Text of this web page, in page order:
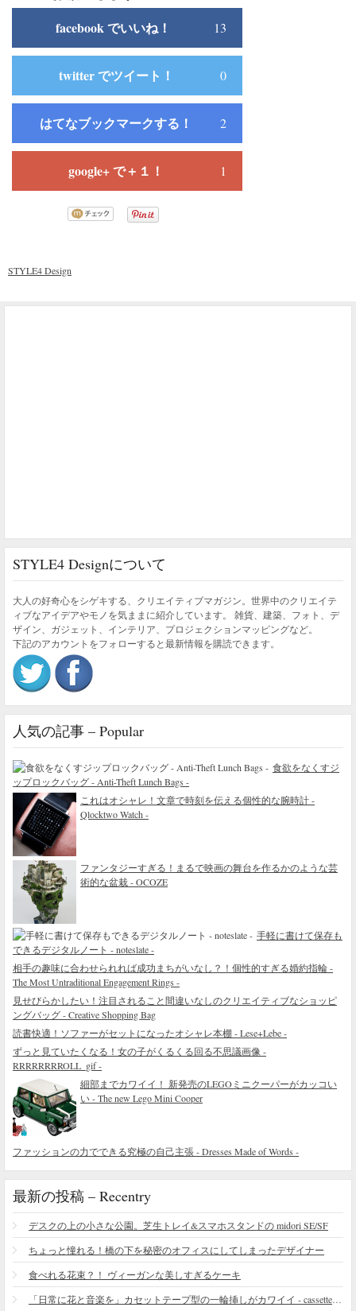
facebook でいいね！ 13
twitter でツイート！ 0
はてなブックマークする！ 2
google+ で＋１！ 1
STYLE4 Design
STYLE4 Designについて
大人の好奇心をシゲキする、クリエイティブマガジン。世界中のクリエイテ
ィブなアイデアやモノを気ままに紹介しています。 雑貨、建築、フォト、デ
ザイン、ガジェット、インテリア、プロジェクションマッピングなど。
下記のアカウントをフォローすると最新情報を購読できます。
人気の記事 – Popular
食欲をなくすジ
ップロックバッグ - Anti-Theft Lunch Bags -
これはオシャレ！文章で時刻を伝える個性的な腕時計 -
Qlocktwo Watch -
ファンタジーすぎる！まるで映画の舞台を作るかのような芸
術的な盆栽 - OCOZE
手軽に書けて保存も
できるデジタルノート - noteslate -
相手の趣味に合わせられれば成功まちがいなし？！個性的すぎる婚約指輪 -
The Most Untraditional Engagement Rings -
見せびらかしたい！注目されること間違いなしのクリエイティブなショッピ
ングバッグ - Creative Shopping Bag
読書快適！ソファーがセットになったオシャレ本棚 - Lese+Lebe -
ずっと見ていたくなる！女の子がくるくる回る不思議画像 -
RRRRRRRROLL_gif -
細部までカワイイ！ 新発売のLEGOミニクーパーがカッコい
い - The new Lego Mini Cooper
ファッションの力でできる究極の自己主張 - Dresses Made of Words -
最新の投稿 – Recentry
デスクの上の小さな公園。芝生トレイ&スマホスタンドの midori SE/SF
ちょっと憧れる！橋の下を秘密のオフィスにしてしまったデザイナー
食べれる花束？！ ヴィーガンな美しすぎるケーキ